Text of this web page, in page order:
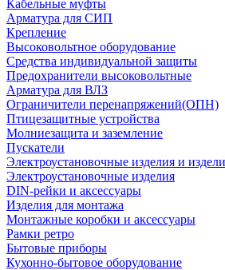
Кабельные муфты
Арматура для СИП
Крепление
Высоковольтное оборудование
Средства индивидуальной защиты
Предохранители высоковольтные
Арматура для ВЛЗ
Ограничители перенапряжений(ОПН)
Птицезащитные устройства
Молниезащита и заземление
Пускатели
Электроустановочные изделия и
Электроустановочные изделия
DIN-рейки и аксессуары
Изделия для монтажа
Монтажные коробки и аксессуары
Рамки ретро
Бытовые приборы
Кухонно-бытовое оборудование